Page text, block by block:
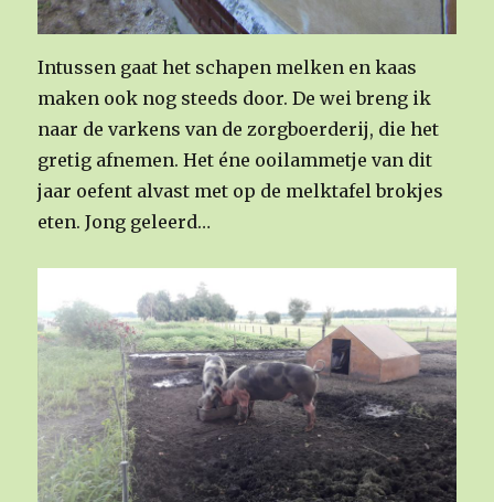
Intussen gaat het schapen melken en kaas
maken ook nog steeds door. De wei breng ik
naar de varkens van de zorgboerderij, die het
gretig afnemen. Het éne ooilammetje van dit
jaar oefent alvast met op de melktafel brokjes
eten. Jong geleerd…